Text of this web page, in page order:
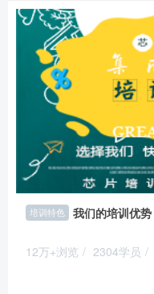
培训特色 我们的培训优势
12万+浏览 / 2304学员 /